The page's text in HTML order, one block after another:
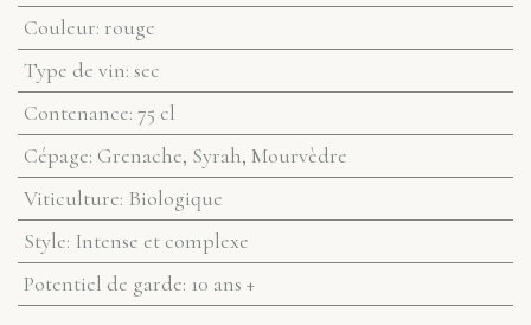
Couleur: rouge
Type de vin: sec
Contenance: 75 cl
Cépage: Grenache, Syrah, Mourvèdre
Viticulture: Biologique
Style: Intense et complexe
Potentiel de garde: 10 ans +